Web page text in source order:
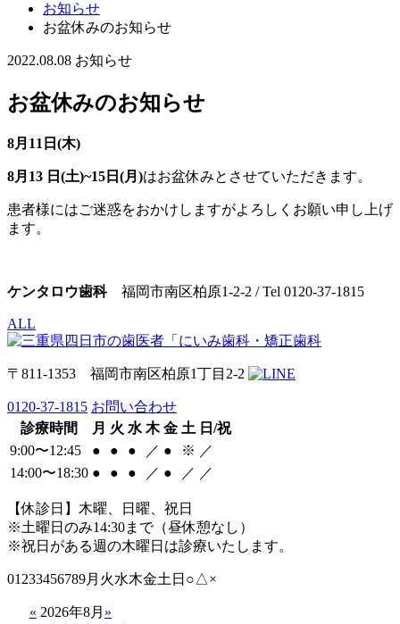
お知らせ
お盆休みのお知らせ
2022.08.08 お知らせ
お盆休みのお知らせ
8月11日(木)
8月13 日(土)~15日(月)はお盆休みとさせていただきます。
患者様にはご迷惑をおかけしますがよろしくお願い申し上げ
ます。
ケンタロウ歯科福岡市南区柏原1-2-2 / Tel 0120-37-1815
ALL
〒811-1353 福岡市南区柏原1丁目2-2
0120-37-1815 お問い合わせ
診療時間
月 火 水 木 金 土 日/祝
9:00〜12:45
● ● ● ／ ● ※ ／
14:00〜18:30 ● ● ● ／ ● ／ ／
【休診日】木曜、日曜、祝日
※土曜日のみ14:30まで（昼休憩なし）
※祝日がある週の木曜日は診療いたします。
01233456789月火水木金土日○△×
« 2026年8月 »